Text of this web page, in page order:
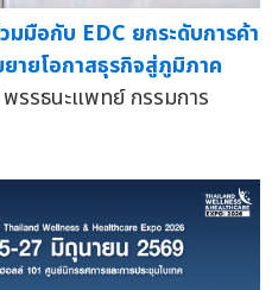
มือกับ EDC ยกระดับการค้า
ายโอกาสธุรกิจสู่ภูมิภาค
รธนะแพทย์ กรรมการ